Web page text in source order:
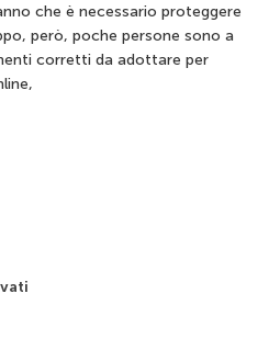
che è necessario proteggere
però, poche persone sono a
corretti da adottare per